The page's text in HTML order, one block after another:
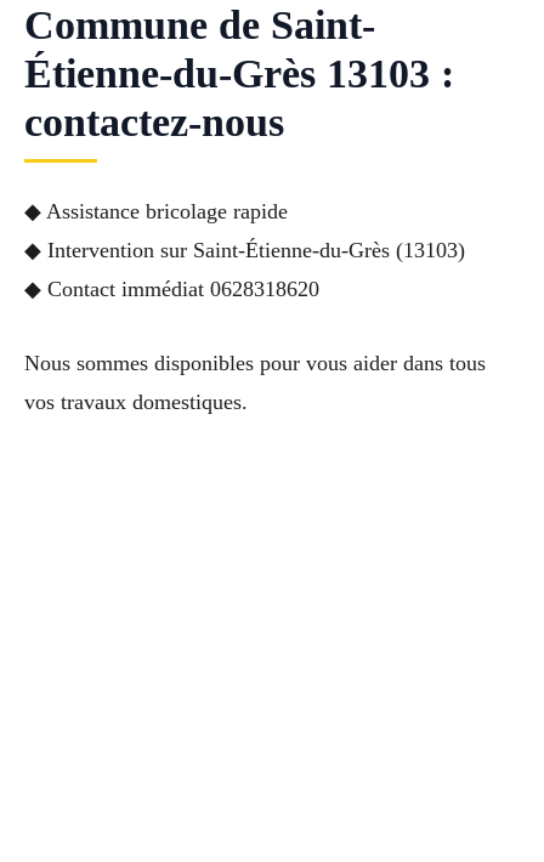
Commune de Saint-
Étienne-du-Grès 13103 :
contactez-nous
◆ Assistance bricolage rapide
◆ Intervention sur Saint-Étienne-du-Grès (13103)
◆ Contact immédiat 0628318620
Nous sommes disponibles pour vous aider dans tous
vos travaux domestiques.